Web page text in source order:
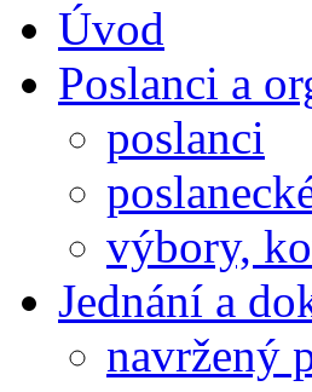
Úvod
Poslanci a
poslanci
výbory,
Jednání a
navržený